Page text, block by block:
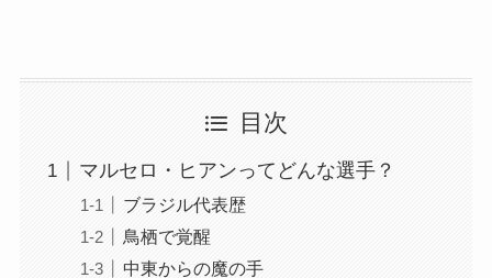
目次
マルセロ・ヒアンってどんな選手？
ブラジル代表歴
鳥栖で覚醒
中東からの魔の手